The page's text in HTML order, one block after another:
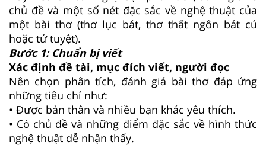
chủ đề và một số nét đặc sắc về nghệ thuật của
một bài thơ (thơ lục bát, thơ thất ngôn bát cú
hoặc tứ tuyệt).
Bước 1: Chuẩn bị viết
Xác định đề tài, mục đích viết, người đọc
Nên chọn phân tích, đánh giá bài thơ đáp ứng
những tiêu chí như:
• Được bản thân và nhiều bạn khác yêu thích.
• Có chủ đề và những điểm đặc sắc về hình thức
nghệ thuật dễ nhận thấy.